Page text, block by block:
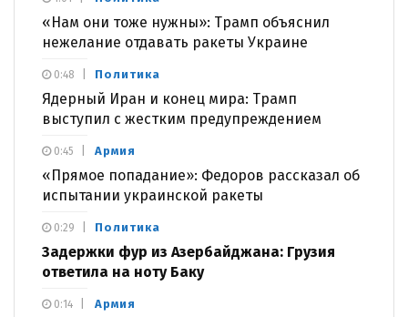
«Нам они тоже нужны»: Трамп объяснил
нежелание отдавать ракеты Украине
Политика
Ядерный Иран и конец мира: Трамп
выступил с жестким предупреждением
0:48
Армия
«Прямое попадание»: Федоров рассказал об
испытании украинской ракеты
0:45
Политика
Задержки фур из Азербайджана: Грузия
ответила на ноту Баку
0:29
Армия
0:14